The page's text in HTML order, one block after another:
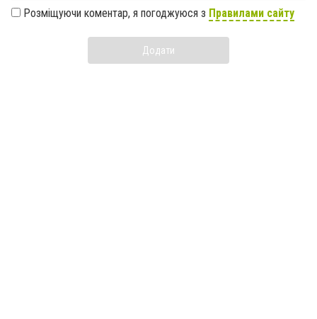
Розміщуючи коментар, я погоджуюся з Правилами сайту
Додати